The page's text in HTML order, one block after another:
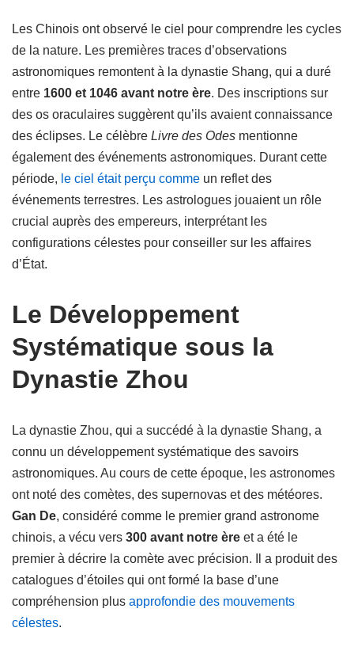
Les Chinois ont observé le ciel pour comprendre les cycles
de la nature. Les premières traces d’observations
astronomiques remontent à la dynastie Shang, qui a duré
entre 1600 et 1046 avant notre ère. Des inscriptions sur
des os oraculaires suggèrent qu’ils avaient connaissance
des éclipses. Le célèbre Livre des Odes mentionne
également des événements astronomiques. Durant cette
période, le ciel était perçu comme un reflet des
événements terrestres. Les astrologues jouaient un rôle
crucial auprès des empereurs, interprétant les
configurations célestes pour conseiller sur les affaires
d’État.
Le Développement
Systématique sous la
Dynastie Zhou
La dynastie Zhou, qui a succédé à la dynastie Shang, a
connu un développement systématique des savoirs
astronomiques. Au cours de cette époque, les astronomes
ont noté des comètes, des supernovas et des météores.
Gan De, considéré comme le premier grand astronome
chinois, a vécu vers 300 avant notre ère et a été le
premier à décrire la comète avec précision. Il a produit des
catalogues d’étoiles qui ont formé la base d’une
compréhension plus approfondie des mouvements
célestes.